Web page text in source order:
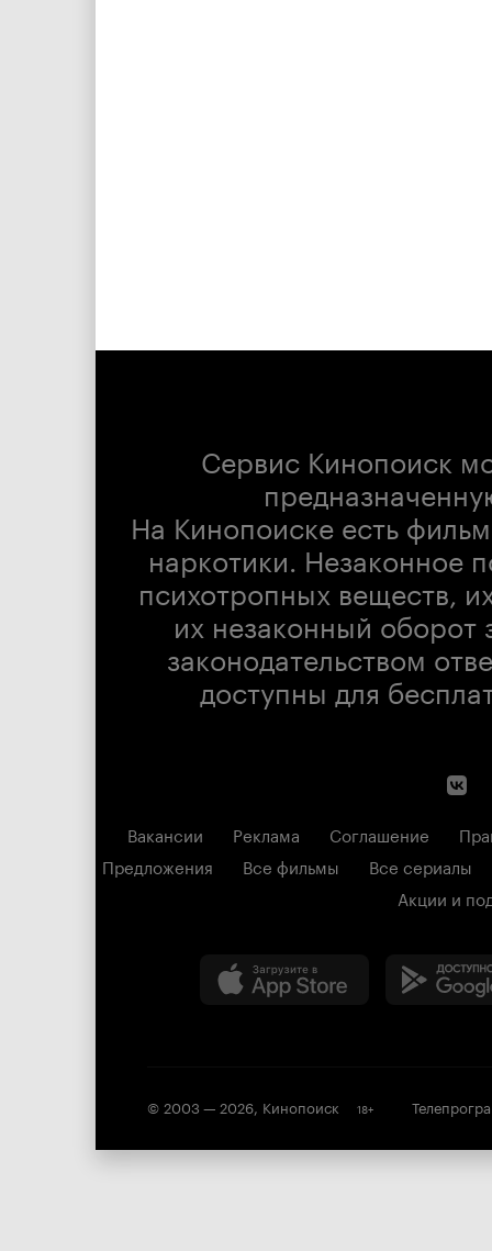
Сервис Кинопоиск
На Кинопоиске есть
наркотики. Незаконное
психотропных веществ,
их незаконный оборот
законодательством
доступны для
Вакансии Реклама Соглашение
Предложения
Все фильмы
Все сериалы
Акции и
© 2003 — 2026, Кинопоиск 18+